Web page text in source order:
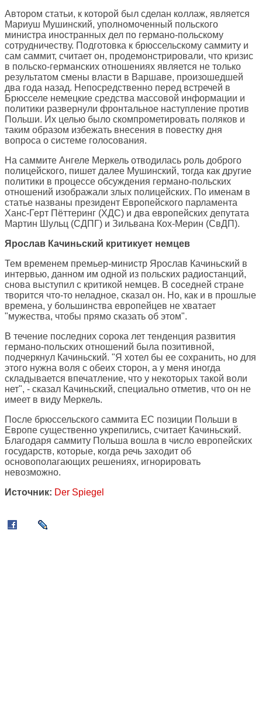
Автором статьи, к которой был сделан коллаж, является
Мариуш Мушинский, уполномоченный польского
министра иностранных дел по германо-польскому
сотрудничеству. Подготовка к брюссельскому саммиту и
сам саммит, считает он, продемонстрировали, что кризис
в польско-германских отношениях является не только
результатом смены власти в Варшаве, произошедшей
два года назад. Непосредственно перед встречей в
Брюсселе немецкие средства массовой информации и
политики развернули фронтальное наступление против
Польши. Их целью было скомпрометировать поляков и
таким образом избежать внесения в повестку дня
вопроса о системе голосования.
На саммите Ангеле Меркель отводилась роль доброго
полицейского, пишет далее Мушинский, тогда как другие
политики в процессе обсуждения германо-польских
отношений изображали злых полицейских. По именам в
статье названы президент Европейского парламента
Ханс-Герт Пёттеринг (ХДС) и два европейских депутата
Мартин Шульц (СДПГ) и Зильвана Кох-Мерин (СвДП).
Ярослав Качиньский критикует немцев
Тем временем премьер-министр Ярослав Качиньский в
интервью, данном им одной из польских радиостанций,
снова выступил с критикой немцев. В соседней стране
творится что-то неладное, сказал он. Но, как и в прошлые
времена, у большинства европейцев не хватает
"мужества, чтобы прямо сказать об этом".
В течение последних сорока лет тенденция развития
германо-польских отношений была позитивной,
подчеркнул Качиньский. "Я хотел бы ее сохранить, но для
этого нужна воля с обеих сторон, а у меня иногда
складывается впечатление, что у некоторых такой воли
нет", - сказал Качиньский, специально отметив, что он не
имеет в виду Меркель.
После брюссельского саммита ЕС позиции Польши в
Европе существенно укрепились, считает Качиньский.
Благодаря саммиту Польша вошла в число европейских
государств, которые, когда речь заходит об
основополагающих решениях, игнорировать
невозможно.
Источник: Der Spiegel